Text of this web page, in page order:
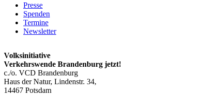
Presse
Spenden
Termine
Newsletter
Volksinitiative
Verkehrswende Brandenburg jetzt!
c./o. VCD Brandenburg
Haus der Natur, Lindenstr. 34,
14467 Potsdam